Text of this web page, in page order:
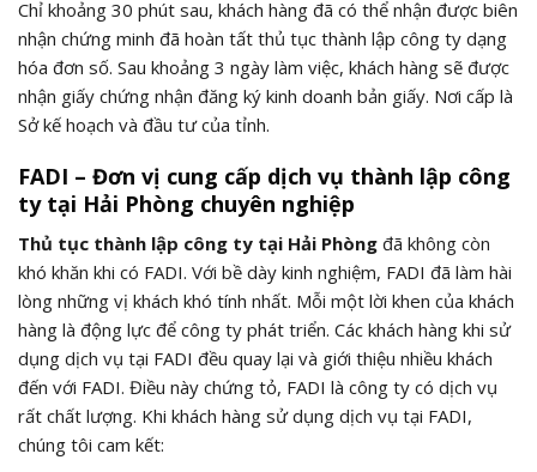
Chỉ khoảng 30 phút sau, khách hàng đã có thể nhận được biên
nhận chứng minh đã hoàn tất thủ tục thành lập công ty dạng
hóa đơn số. Sau khoảng 3 ngày làm việc, khách hàng sẽ được
nhận giấy chứng nhận đăng ký kinh doanh bản giấy. Nơi cấp là
Sở kế hoạch và đầu tư của tỉnh.
FADI – Đơn vị cung cấp dịch vụ thành lập công
ty tại Hải Phòng chuyên nghiệp
Thủ tục thành lập công ty tại Hải Phòng đã không còn
khó khăn khi có FADI. Với bề dày kinh nghiệm, FADI đã làm hài
lòng những vị khách khó tính nhất. Mỗi một lời khen của khách
hàng là động lực để công ty phát triển. Các khách hàng khi sử
dụng dịch vụ tại FADI đều quay lại và giới thiệu nhiều khách
đến với FADI. Điều này chứng tỏ, FADI là công ty có dịch vụ
rất chất lượng. Khi khách hàng sử dụng dịch vụ tại FADI,
chúng tôi cam kết: